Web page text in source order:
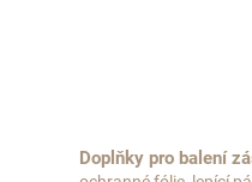
Doplňky pro balení